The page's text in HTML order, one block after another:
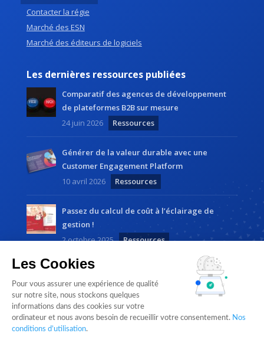
Contacter la régie
Marché des ESN
Marché des éditeurs de logiciels
Les dernières ressources publiées
Comparatif des agences de développement
de plateformes B2B sur mesure
24 juin 2026
Ressources
Générer de la valeur durable avec une
Customer Engagement Platform
10 avril 2026
Ressources
Passez du calcul de coût à l’éclairage de
gestion !
2 octobre 2025
Ressources
Cloudlist byMagnetic Way• Tous droits réservés |
Les Cookies
Pour vous assurer une expérience de qualité
sur notre site, nous stockons quelques
informations dans des cookies sur votre
ordinateur et nous avons besoin de recueillir votre consentement. Nos
conditions d’utilisation.